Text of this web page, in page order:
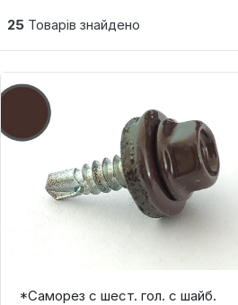
25Товарів знайдено
*Саморез с шест. гол. с шайб.